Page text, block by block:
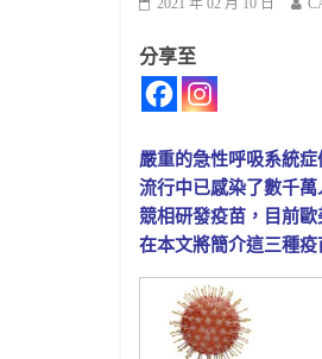
2021 年 02 月 10 日
分享至
嚴重的急性呼吸系統
流行中已感染了數千
競相研發疫苗，目前
在本文將簡介這三種